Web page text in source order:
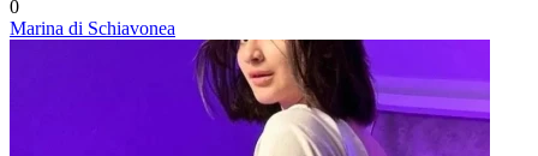
0
Marina di Schiavonea